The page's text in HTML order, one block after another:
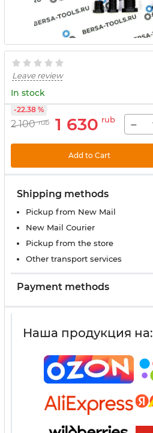
Leave review
In stock
2 100 rub 1 630 rub
-22.38 %
−
Add to Cart
Shipping methods
Pickup from New Mail
New Mail Courier
Pickup from the store
Other transport services
Payment methods
Наша продукция на: